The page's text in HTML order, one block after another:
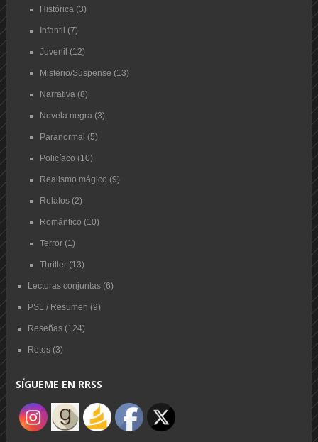
Histórica (3)
Infantil (7)
Juvenil (12)
Misterio/Suspense (13)
Narrativa (8)
Novela negra (3)
Paranormal (5)
Policíaco (10)
Realismo mágico (9)
Relatos(2)
Romántico (10)
Terror(1)
Thriller(13)
Lecturas conjuntas(6)
PSL / Resumen (9)
Reseñas(124)
Retos(3)
SÍGUEME EN RRSS